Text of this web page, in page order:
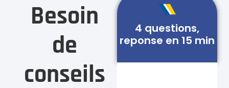
Besoin
de
conseils
4 questions,
reponse en 15 min